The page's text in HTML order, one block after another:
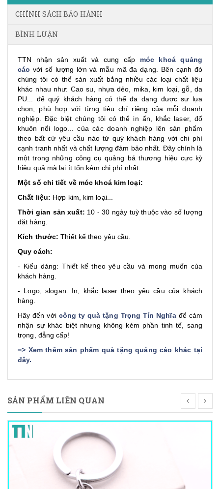
CHÍNH SÁCH BẢO HÀNH
BÌNH LUẬN
TTN nhận sản xuất và cung cấp móc khoá quảng
cáo với số lượng lớn và mẫu mã đa dạng. Bên cạnh đó
chúng tôi có thể sản xuất bằng nhiều các loại chất liệu
khác nhau như: Cao su, nhựa dẻo, mika, kim loại, gỗ, da
PU... để quý khách hàng có thể đa dạng được sự lựa
chọn, phù hợp với từng tiêu chí riêng của mỗi doanh
nghiệp. Đặc biệt chúng tôi có thể in ấn, khắc laser, đổ
khuôn nổi logo... của các doanh nghiệp lên sản phẩm
theo bất cứ yêu cầu nào từ quý khách hàng với chi phí
cạnh tranh nhất và chất lượng đảm bảo nhất. Đây chính là
một trong những công cụ quảng bá thương hiệu cực kỳ
hiệu quả mà lại ít tốn kém chi phí nhất.
Một số chi tiết về móc khoá kim loại:
Chất liệu: Hợp kim, kim loại...
Thời gian sản xuất: 10 - 30 ngày tuỳ thuộc vào số lượng
đặt hàng.
Kích thước: Thiết kế theo yêu cầu.
Quy cách:
- Kiểu dáng: Thiết kế theo yêu cầu và mong muốn của
khách hàng.
- Logo, slogan: In, khắc laser theo yêu cầu của khách
hàng.
Hãy đến với công ty quà tặng Trọng Tín Nghĩađể cảm
nhận sự khác biệt nhưng không kém phần tinh tế, sang
trọng, đẳng cấp!
=> Xem thêm sản phẩm quà tặng quảng cáo khác tại
đây.
SẢN PHẨM LIÊN QUAN